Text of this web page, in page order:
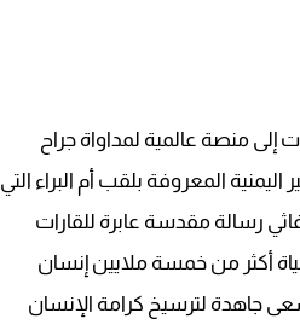
منصة عالمية لمداواة جراح
المعروفة بلقب أم البراء التي
رسالة مقدسة عابرة للقارات
أكثر من خمسة ملايين إنسان
جاهدة لترسيخ كرامة الإنسان